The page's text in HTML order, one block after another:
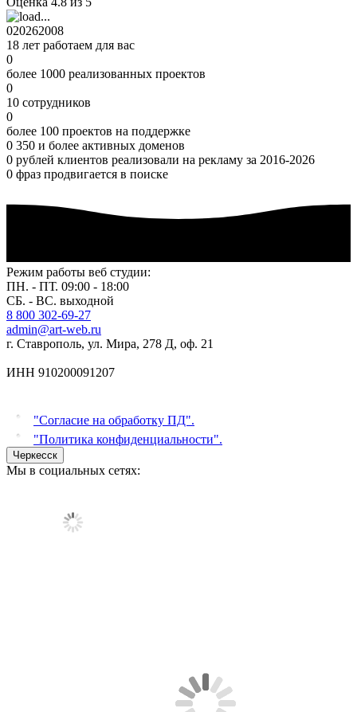
020262008
18 лет работаем для вас
0
более 1000 реализованных проектов
0
10 сотрудников
0
более 100 проектов на поддержке
0 350 и более активных доменов
0 рублей клиентов реализовали на рекламу за 2016-2026
0 фраз продвигается в поиске
Режим работы веб студии:
ПН. - ПТ. 09:00 - 18:00
СБ. - ВС. выходной
8 800 302-69-27
admin@art-web.ru
г. Ставрополь, ул. Мира, 278 Д, оф. 21
ИНН 910200091207
"Согласие на обработку ПД".
"Политика конфиденциальности".
Черкесск
Мы в социальных сетях: